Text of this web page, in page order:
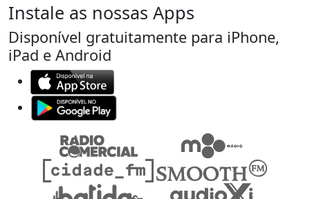
Instale as nossas Apps
Disponível gratuitamente para iPhone,
iPad e Android